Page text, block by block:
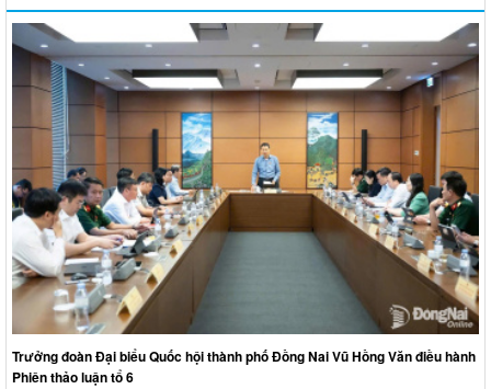
Trưởng đoàn Đại biểu Quốc hội thành phố Đồng Nai Vũ Hồng Văn điều hành
Phiên thảo luận tổ 6